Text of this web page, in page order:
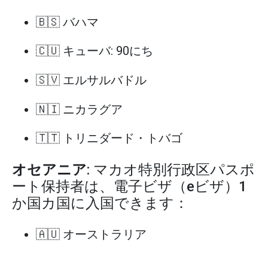
🇧🇸 バハマ
🇨🇺 キューバ: 90にち
🇸🇻 エルサルバドル
🇳🇮 ニカラグア
🇹🇹 トリニダード・トバゴ
オセアニア: マカオ特別行政区パスポ
ート保持者は、電子ビザ（eビザ）1
か国カ国に入国できます：
🇦🇺 オーストラリア